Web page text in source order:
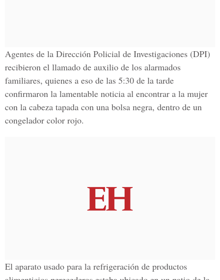
Agentes de la Dirección Policial de Investigaciones (DPI)
recibieron el llamado de auxilio de los alarmados
familiares, quienes a eso de las 5:30 de la tarde
confirmaron la lamentable noticia al encontrar a la mujer
con la cabeza tapada con una bolsa negra, dentro de un
congelador color rojo.
El aparato usado para la refrigeración de productos